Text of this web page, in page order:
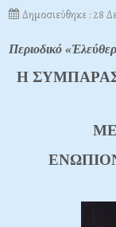
Δημοσιεύθηκε : 28
Περιοδικό
H